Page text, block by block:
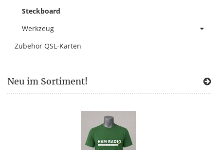
Steckboard
Werkzeug
Zubehör QSL-Karten
Neu im Sortiment!